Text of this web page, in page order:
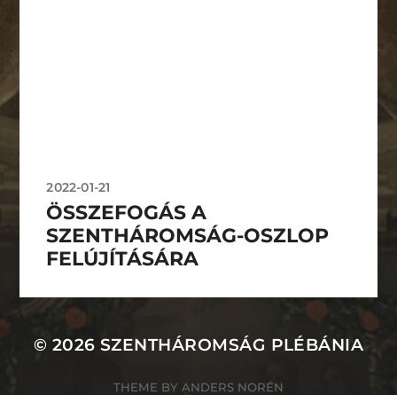
2022-01-21
ÖSSZEFOGÁS A
SZENTHÁROMSÁG-OSZLOP
FELÚJÍTÁSÁRA
© 2026 SZENTHÁROMSÁG PLÉBÁNIA
THEME BY ANDERS NORÉN